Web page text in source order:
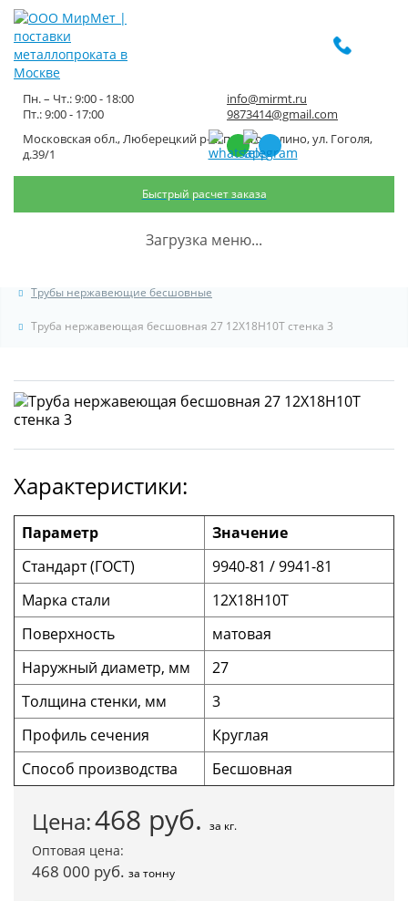
Московская обл., Люберецкий р-н, пос. Томилино, ул. Гоголя,
д.39/1
Пн. – Чт.: 9:00 - 18:00
Пт.: 9:00 - 17:00
info@mirmt.ru
9873414@gmail.com
Быстрый расчет заказа
Загрузка меню...
Труба нержавеющая
бесшовная 27 12Х18Н10Т стенка
3
Трубы нержавеющие бесшовные
Труба нержавеющая бесшовная 27 12Х18Н10Т стенка 3
Характеристики:
Параметр
Значение
Стандарт (ГОСТ)
9940-81 / 9941-81
Марка стали
12Х18Н10Т
Поверхность
матовая
Наружный диаметр, мм
27
Толщина стенки, мм
3
Профиль сечения
Круглая
Способ производства
Бесшовная
Цена:468 руб. за кг.
Оптовая цена:
468 000 руб. за тонну